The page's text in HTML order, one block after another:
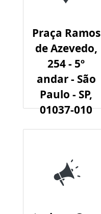
Praça Ramos
de Azevedo,
254 - 5º
andar - São
Paulo - SP,
01037-010